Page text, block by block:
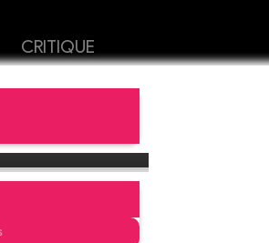
CRITIQUE